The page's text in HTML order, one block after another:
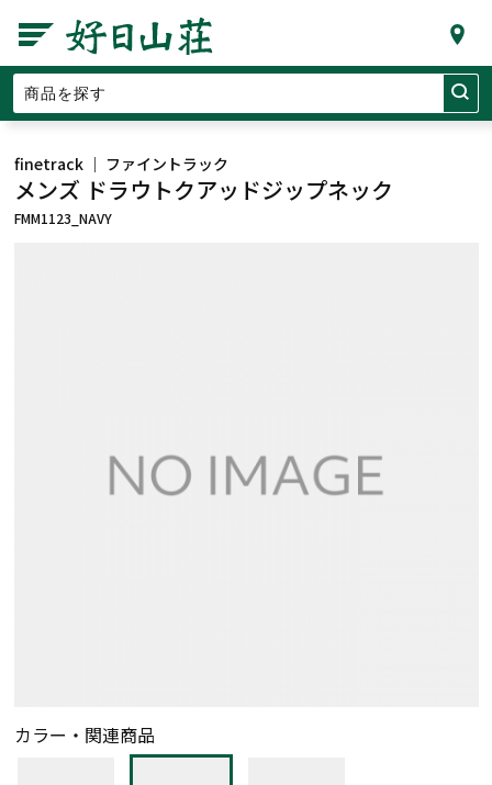
finetrack ｜ ファイントラック
メンズ ドラウトクアッドジップネック
FMM1123_NAVY
カラー・関連商品